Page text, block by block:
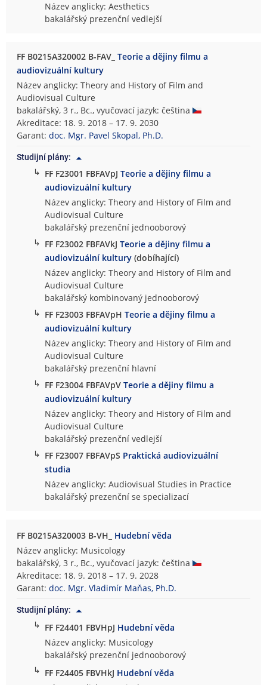
Název anglicky: Aesthetics
bakalářský prezenční vedlejší
FF B0215A320002 B-FAV_Teorie a dějiny filmu a
audiovizuální kultury
Název anglicky: Theory and History of Film and
Audiovisual Culture
bakalářský, 3 r., Bc., vyučovací jazyk: čeština
Akreditace: 18. 9. 2018 – 17. 9. 2030
Garant:doc. Mgr. Pavel Skopal, Ph.D.
Studijní plány:
↳ FF F23001 FBFAVpJTeorie a dějiny filmu a
audiovizuální kultury
Název anglicky: Theory and History of Film and
Audiovisual Culture
bakalářský prezenční jednooborový
↳ FF F23002 FBFAVkJTeorie a dějiny filmu a
audiovizuální kultury (dobíhající)
Název anglicky: Theory and History of Film and
Audiovisual Culture
bakalářský kombinovaný jednooborový
↳ FF F23003 FBFAVpHTeorie a dějiny filmu a
audiovizuální kultury
Název anglicky: Theory and History of Film and
Audiovisual Culture
bakalářský prezenční hlavní
↳ FF F23004 FBFAVpVTeorie a dějiny filmu a
audiovizuální kultury
Název anglicky: Theory and History of Film and
Audiovisual Culture
bakalářský prezenční vedlejší
↳ FF F23007 FBFAVpS Praktická audiovizuální
studia
Název anglicky: Audiovisual Studies in Practice
bakalářský prezenční se specializací
FF B0215A320003 B-VH_ Hudební věda
Název anglicky: Musicology
bakalářský, 3 r., Bc., vyučovací jazyk: čeština
Akreditace: 18. 9. 2018 – 17. 9. 2028
Garant:doc. Mgr. Vladimír Maňas, Ph.D.
Studijní plány:
↳ FF F24401 FBVHpJ Hudební věda
Název anglicky: Musicology
bakalářský prezenční jednooborový
↳ FF F24405 FBVHkJ Hudební věda